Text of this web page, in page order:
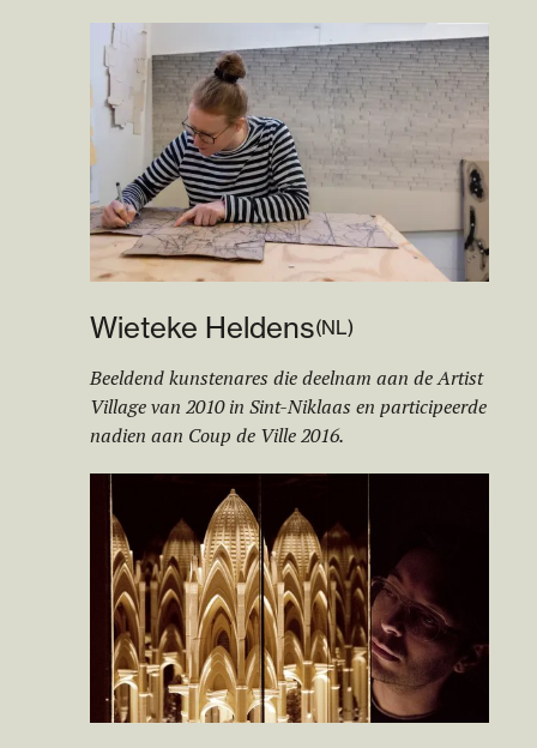
Wieteke Heldens(NL)
Beeldend kunstenares die deelnam aan de Artist
Village van 2010 in Sint-Niklaas en participeerde
nadien aan Coup de Ville 2016.